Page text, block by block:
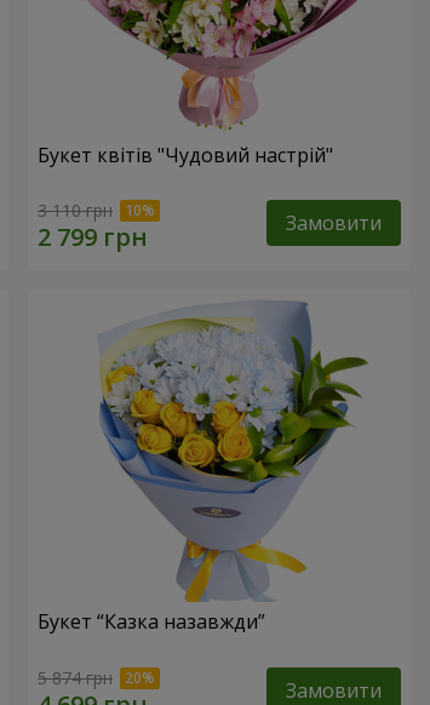
Букет квітів "Чудовий настрій"
3 110 грн Замовити
Букет “Казка назавжди”
5 874 грн Замовити